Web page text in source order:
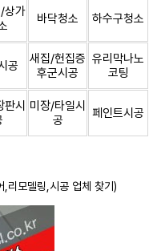
상가
바닥청소 하수구청소
공
새집/헌집증
후군시공
유리막나노
코팅
시 미장/타일시
공
페인트시공
,리모델링,시공 업체 찾기)